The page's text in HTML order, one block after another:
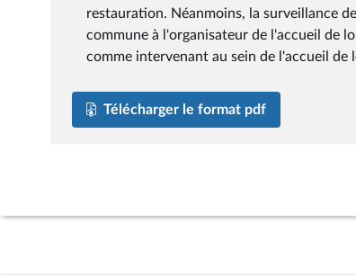
restauration. Néanmoins, la surveillance
commune à l'organisateur de l'accueil de
comme intervenant au sein de l'accueil de
Télécharger le format pdf